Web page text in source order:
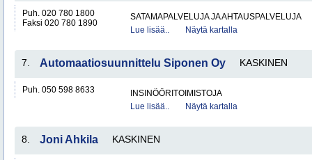
Puh. 020 780 1800
Faksi 020 780 1890
SATAMAPALVELUJA JA AHTAUSPALVELUJA
Lue lisää..
Näytä kartalla
7. Automaatiosuunnittelu Siponen Oy KASKINEN
Puh. 050 598 8633
INSINÖÖRITOIMISTOJA
Lue lisää..
Näytä kartalla
8. Joni Ahkila KASKINEN